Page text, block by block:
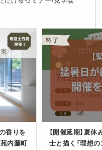
香りを
内藤町
【開催延期】夏
士と描く「理想